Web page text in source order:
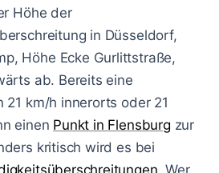
Höhe der
in Düsseldorf,
Höhe Ecke Gurlittstraße,
ab. Bereits eine
21 km/h innerorts oder 21
einen Punkt in Flensburg zur
kritisch wird es bei